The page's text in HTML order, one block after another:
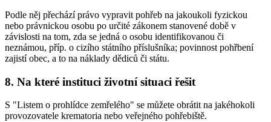
Podle něj přechází právo vypravit pohřeb na jakoukoli fyzickou
nebo právnickou osobu po určité zákonem stanovené době v
závislosti na tom, zda se jedná o osobu identifikovanou či
neznámou, příp. o cizího státního příslušníka; povinnost pohřbení
zajistí obec, a to na náklady dědiců či státu.
8. Na které instituci životní situaci řešit
S "Listem o prohlídce zemřelého" se můžete obrátit na jakéhokoli
provozovatele krematoria nebo veřejného pohřebiště.